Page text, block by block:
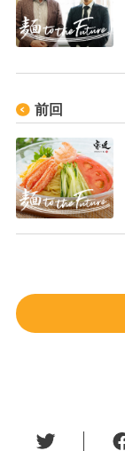
前回